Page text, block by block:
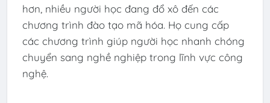
hơn, nhiều người học đang đổ xô đến các
chương trình đào tạo mã hóa. Họ cung cấp
các chương trình giúp người học nhanh chóng
chuyển sang nghề nghiệp trong lĩnh vực công
nghệ.